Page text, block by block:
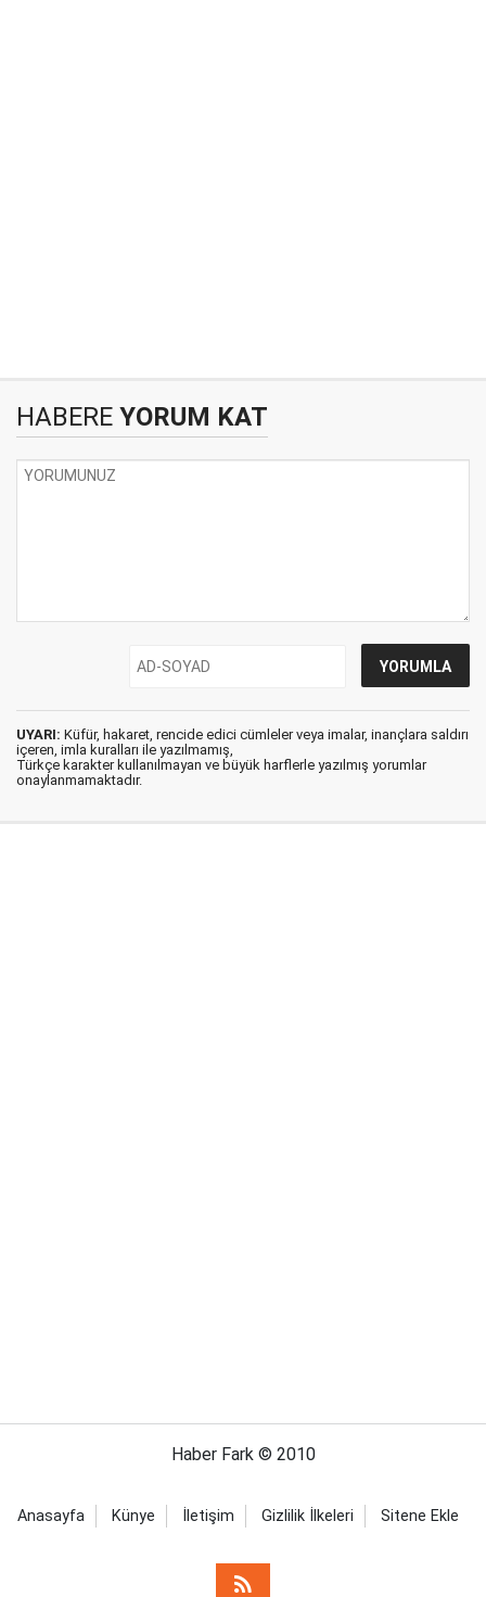
HABERE YORUM KAT
UYARI: Küfür, hakaret, rencide edici cümleler veya imalar, inançlara saldırı
içeren, imla kuralları ile yazılmamış,
Türkçe karakter kullanılmayan ve büyük harflerle yazılmış yorumlar
onaylanmamaktadır.
Haber Fark © 2010
Anasayfa Künye İletişim Gizlilik İlkeleri Sitene Ekle